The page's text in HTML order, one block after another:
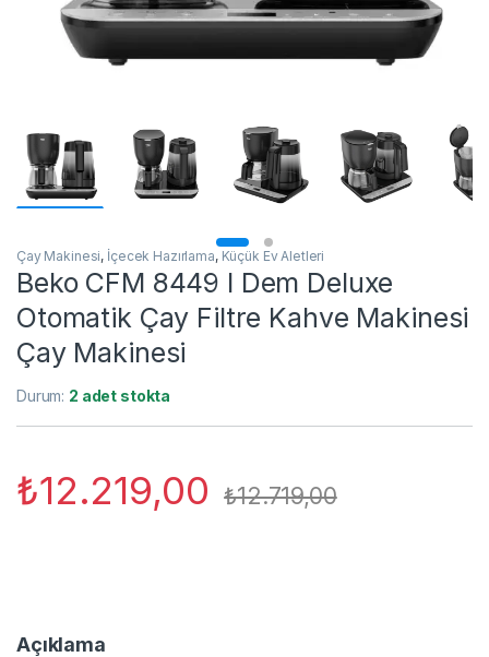
Çay Makinesi, İçecek Hazırlama, Küçük Ev Aletleri
Beko CFM 8449 I Dem Deluxe
Otomatik Çay Filtre Kahve Makinesi
Çay Makinesi
Durum: 2 adet stokta
₺12.219,00 ₺12.719,00
Açıklama